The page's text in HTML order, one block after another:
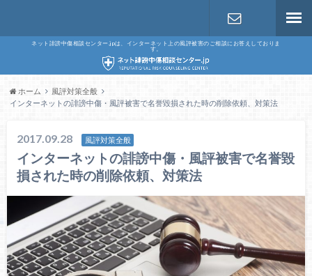
ネット誹謗中傷相談センター.jpは、インターネット上の風評被害のご相談にお答えしておりま
す。
ホーム
風評対策全般
インターネットの誹謗中傷・風評被害で名誉毀損された時の削除依頼、対策法
2017.09.28 風評対策全般
インターネットの誹謗中傷・風評被害で名誉毀
損された時の削除依頼、対策法